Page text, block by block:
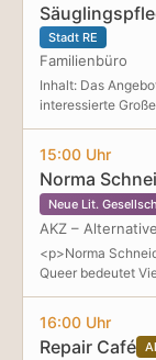
Stadt RE
Familienbüro
Inhalt: Das
interessierte
alle Fragen zur
den
Thema heute:
bringt viele neue
vermittelt
Alltag mit deinem
Themen: Wickeln
Babyschlaf
Hausapotheke
kommt einfach
15:00 Uhr
Norma
Neue Lit.
AKZ –
<p>Norma
Queer bedeutet
sexuelle
was Kategorien
Journalistin
16:00 Uhr
Repair Café